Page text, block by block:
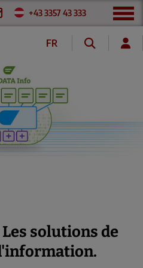
+43 3357 43 333
FR
solutions de